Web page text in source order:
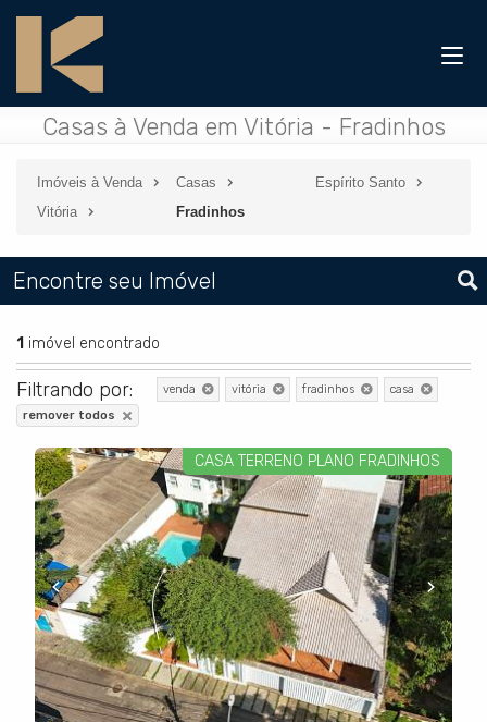
Casas à Venda em Vitória - Fradinhos
Imóveis à Venda Casas
Espírito Santo
Vitória
Fradinhos
Encontre seu Imóvel
1 imóvel encontrado
Filtrando por: venda vitória fradinhos
casa
remover todos
CASA TERRENO PLANO FRADINHOS